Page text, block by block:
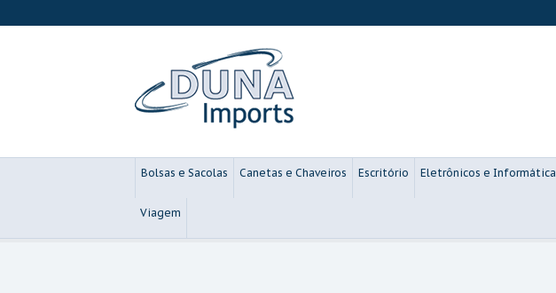
Bolsas e Sacolas Canetas e Chaveiros Escritório Eletrônicos e Informática
Viagem